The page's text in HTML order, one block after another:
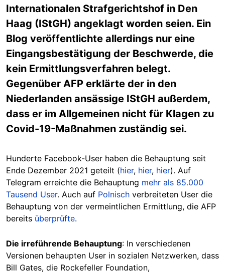
Internationalen Strafgerichtshof in Den
Haag (IStGH) angeklagt worden seien. Ein
Blog veröffentlichte allerdings nur eine
Eingangsbestätigung der Beschwerde, die
kein Ermittlungsverfahren belegt.
Gegenüber AFP erklärte der in den
Niederlanden ansässige IStGH außerdem,
dass er im Allgemeinen nicht für Klagen zu
Covid-19-Maßnahmen zuständig sei.
Hunderte Facebook-User haben die Behauptung seit
Ende Dezember 2021 geteilt (hier, hier, hier). Auf
Telegram erreichte die Behauptung mehr als 85.000
Tausend User. Auch auf Polnisch verbreiteten User die
Behauptung von der vermeintlichen Ermittlung, die AFP
bereits überprüfte.
Die irreführende Behauptung: In verschiedenen
Versionen behaupten User in sozialen Netzwerken, dass
Bill Gates, die Rockefeller Foundation,